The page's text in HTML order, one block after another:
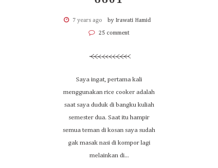
7 years ago by Irawati Hamid
25 comment
Saya ingat, pertama kali
menggunakan rice cooker adalah
saat saya duduk di bangku kuliah
semester dua. Saat itu hampir
semua teman di kosan saya sudah
gak masak nasi di kompor lagi
melainkan di...